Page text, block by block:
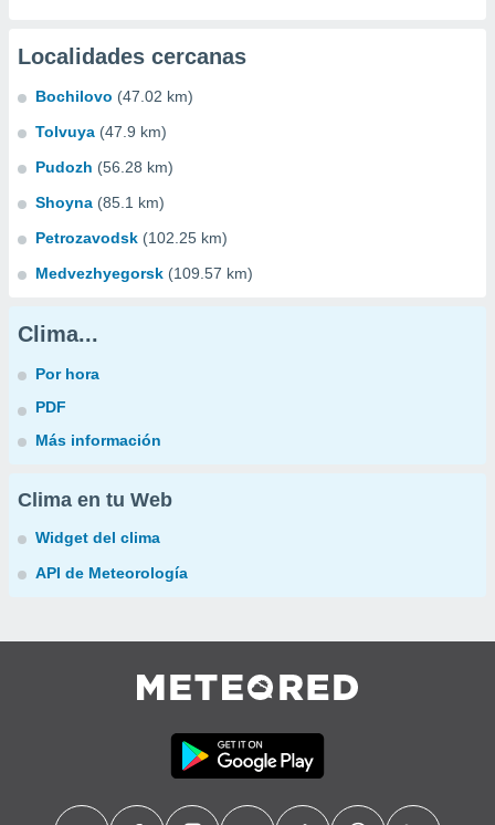
Localidades cercanas
Bochilovo (47.02 km)
Tolvuya (47.9 km)
Pudozh (56.28 km)
Shoyna (85.1 km)
Petrozavodsk (102.25 km)
Medvezhyegorsk (109.57 km)
Clima...
Por hora
PDF
Más información
Clima en tu Web
Widget del clima
API de Meteorología